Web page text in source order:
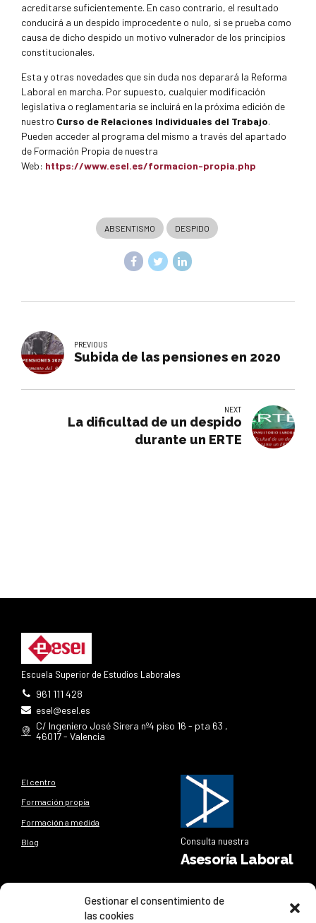
Gestionar el consentimiento de
las cookies
acreditarse suficientemente. En caso contrario, el resultado
conducirá a un despido improcedente o nulo, si se prueba como
causa de dicho despido un motivo vulnerador de los principios
constitucionales.
Esta y otras novedades que sin duda nos deparará la Reforma
Laboral en marcha. Por supuesto, cualquier modificación
legislativa o reglamentaria se incluirá en la próxima edición de
nuestro Curso de Relaciones Individuales del Trabajo.
Pueden acceder al programa del mismo a través del apartado
de Formación Propia de nuestra
Web: https://www.esel.es/formacion-propia.php
ABSENTISMO DESPIDO
PREVIOUS
Subida de las pensiones en 2020
NEXT
La dificultad de un despido
durante un ERTE
Escuela Superior de Estudios Laborales
961 111 428
esel@esel.es
C/ Ingeniero José Sirera nº4 piso 16 - pta 63 ,
46017 - Valencia
El centro
Formación propia
Formación a medida
Blog Consulta nuestra
Asesoría Laboral